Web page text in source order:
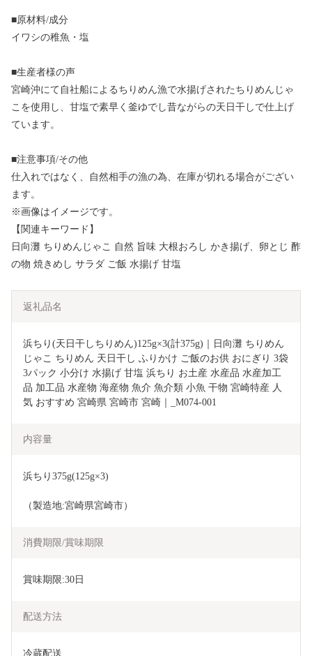
■原材料/成分
イワシの稚魚・塩
■生産者様の声
宮崎沖にて自社船によるちりめん漁で水揚げされたちりめんじゃ
こを使用し、甘塩で素早く釜ゆでし昔ながらの天日干しで仕上げ
ています。
■注意事項/その他
仕入れではなく、自然相手の漁の為、在庫が切れる場合がござい
ます。
※画像はイメージです。
【関連キーワード】
日向灘 ちりめんじゃこ 自然 旨味 大根おろし かき揚げ、卵とじ 酢
の物 焼きめし サラダ ご飯 水揚げ 甘塩
返礼品名
浜ちり(天日干しちりめん)125g×3(計375g)｜日向灘 ちりめん
じゃこ ちりめん 天日干し ふりかけ ご飯のお供 おにぎり 3袋
3パック 小分け 水揚げ 甘塩 浜ちり お土産 水産品 水産加工
品 加工品 水産物 海産物 魚介 魚介類 小魚 干物 宮崎特産 人
気 おすすめ 宮崎県 宮崎市 宮崎｜_M074-001
内容量
浜ちり375g(125g×3)
（製造地:宮崎県宮崎市）
消費期限/賞味期限
賞味期限:30日
配送方法
冷蔵配送